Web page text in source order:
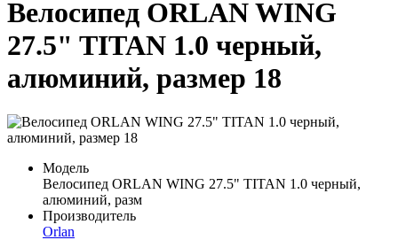
Велосипед ORLAN WING
27.5" TITAN 1.0 черный,
алюминий, размер 18
Модель
Велосипед ORLAN WING 27.5" TITAN 1.0 черный,
алюминий, разм
Производитель
Orlan